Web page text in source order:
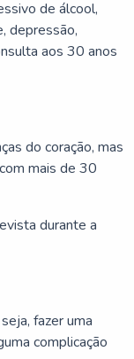
de álcool,
depressão,
aos 30 anos
do coração, mas
mais de 30
durante a
fazer uma
complicação